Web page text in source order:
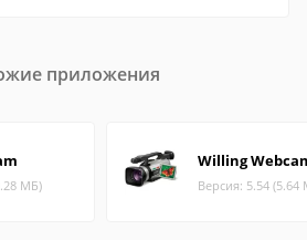
приложения
МБ)
Willing
Версия: 5.54 (5.64